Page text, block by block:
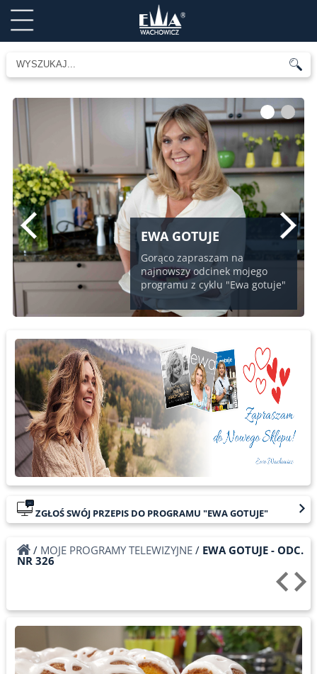
EWA GOTUJE
Gorąco zapraszam na
najnowszy odcinek mojego
programu z cyklu "Ewa gotuje"
1 2
ZGŁOŚ SWÓJ PRZEPIS DO PROGRAMU "EWA GOTUJE"
/ MOJE PROGRAMY TELEWIZYJNE/ EWA GOTUJE - ODC.
NR 326